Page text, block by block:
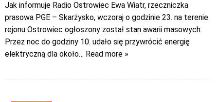
Jak informuje Radio Ostrowiec Ewa Wiatr, rzeczniczka
prasowa PGE – Skarżysko, wczoraj o godzinie 23. na terenie
rejonu Ostrowiec ogłoszony został stan awarii masowych.
Przez noc do godziny 10. udało się przywrócić energię
elektryczną dla około… Read more »